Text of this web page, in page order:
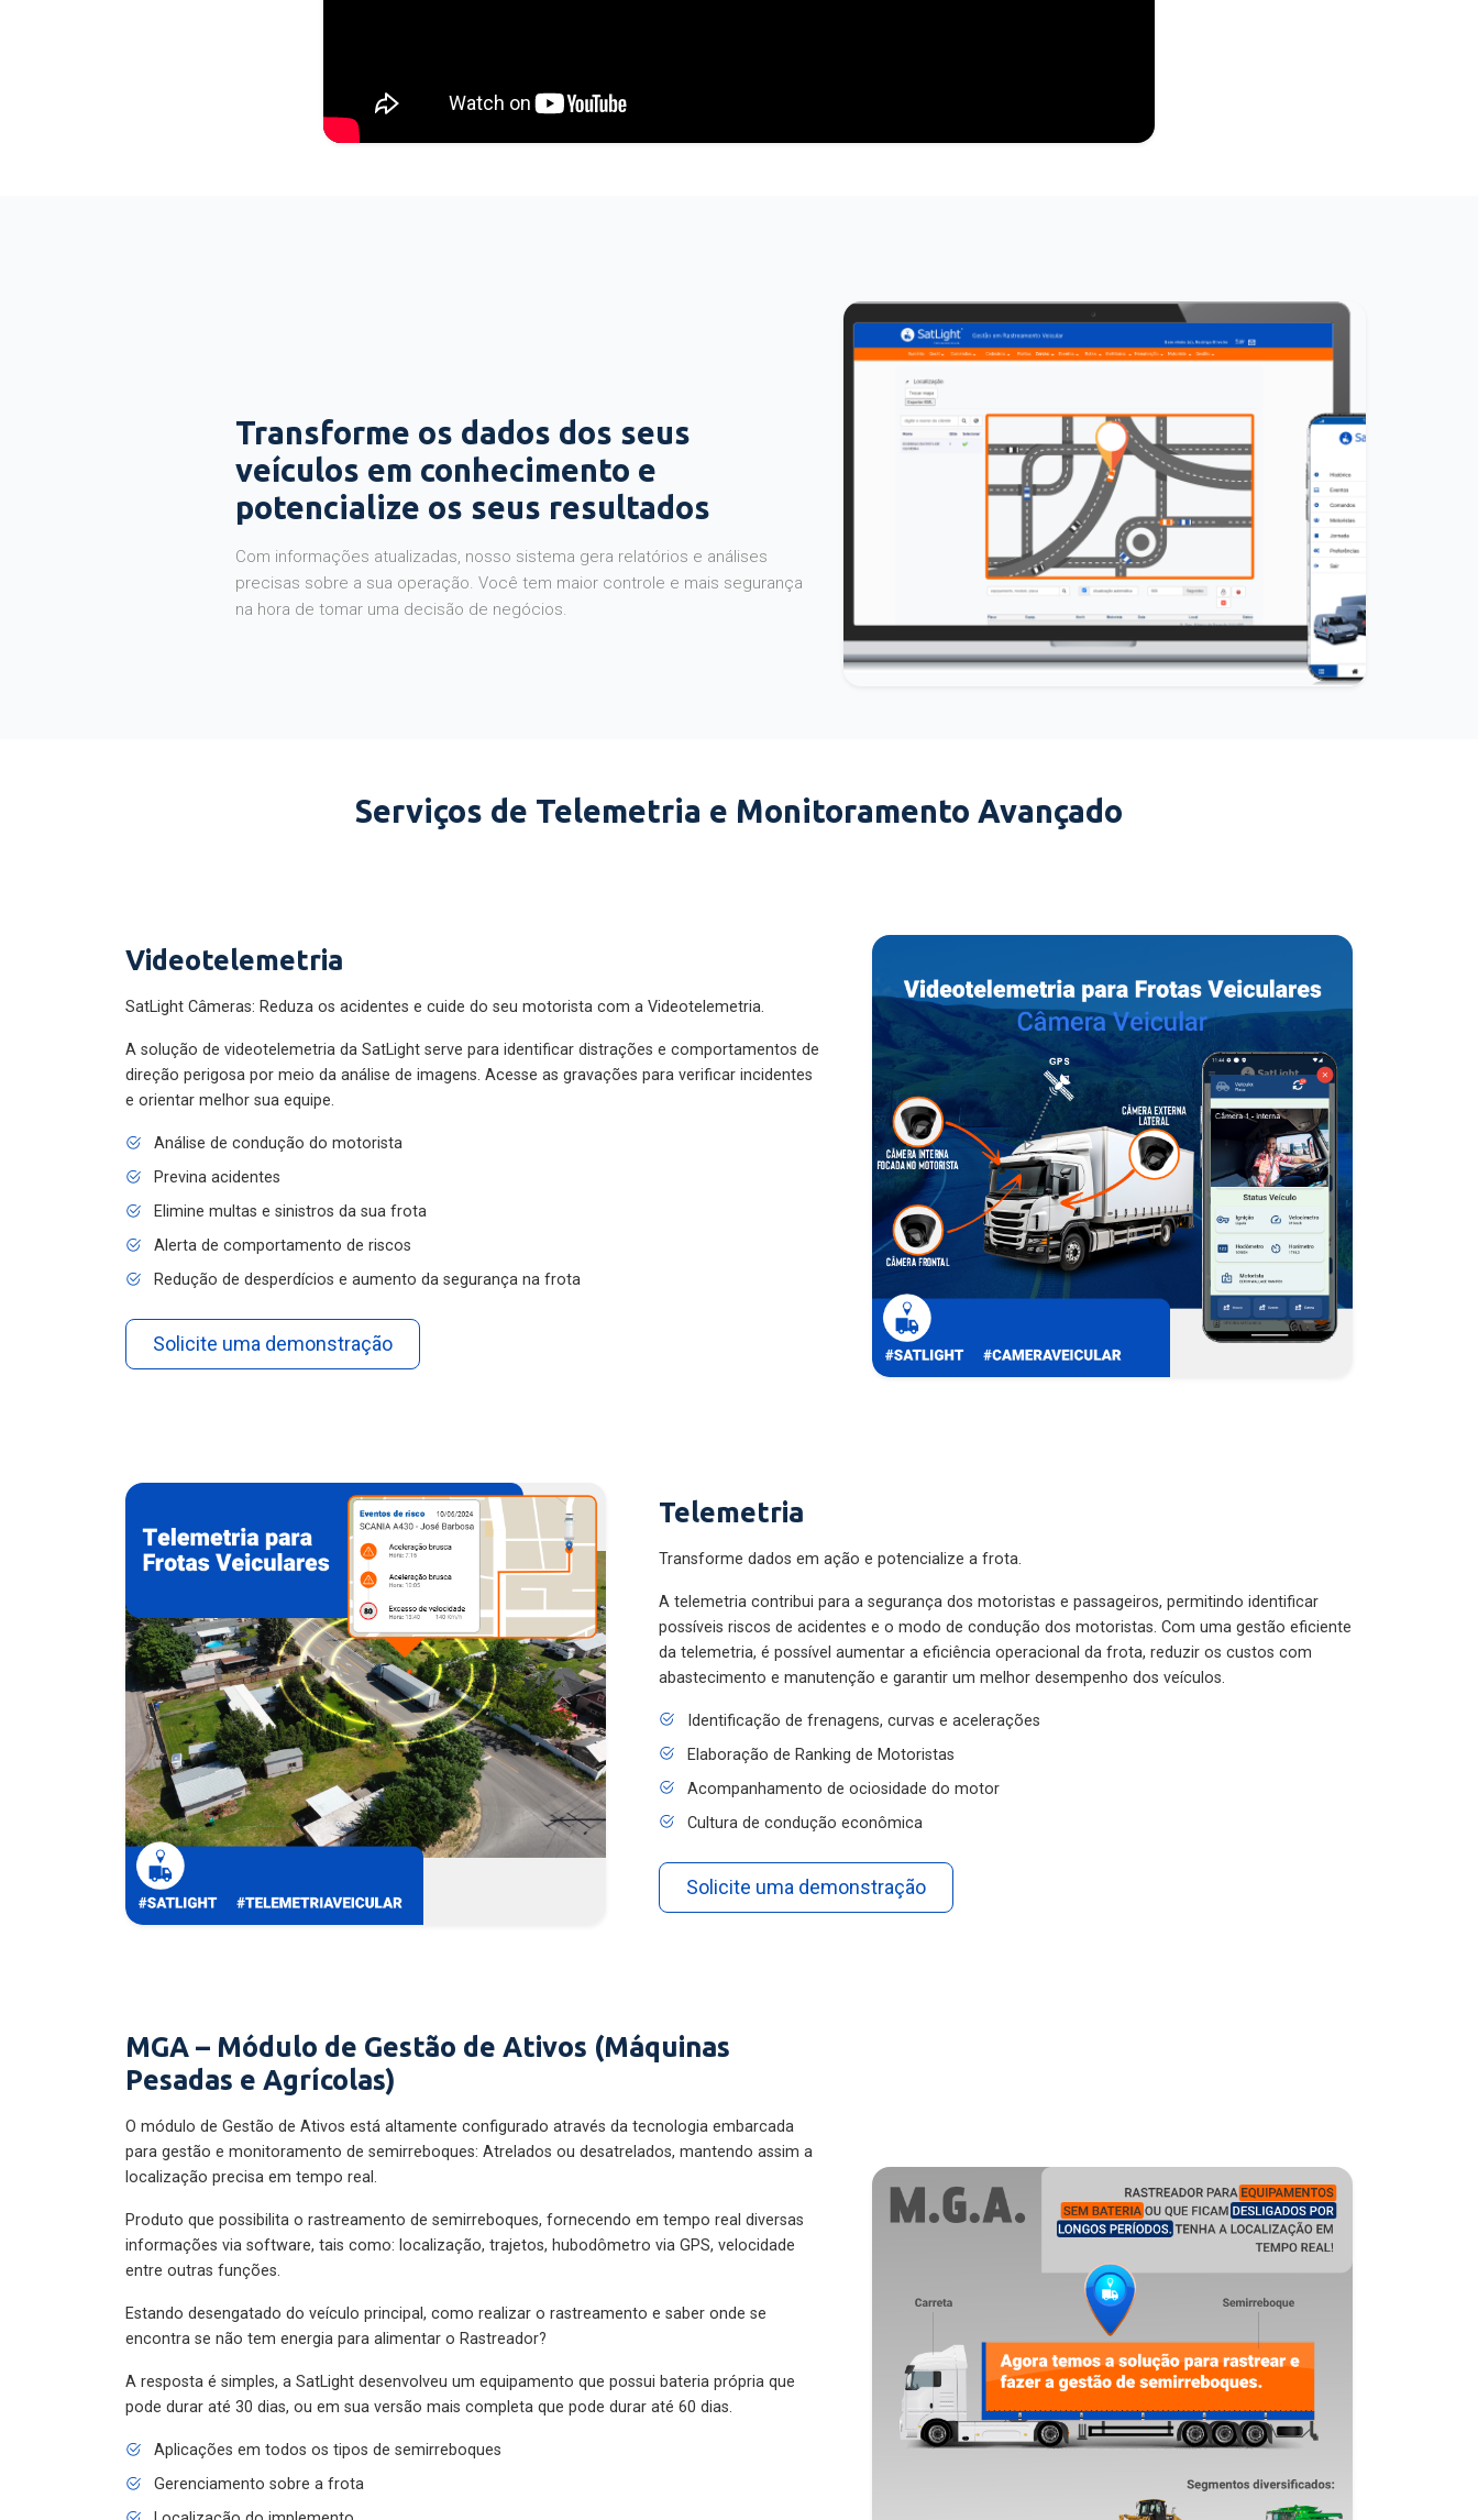
Transforme os dados dos seus
veículos em conhecimento e
potencialize os seus resultados
Com informações atualizadas, nosso sistema gera relatórios e análises
precisas sobre a sua operação. Você tem maior controle e mais segurança
na hora de tomar uma decisão de negócios.
Serviços de Telemetria e Monitoramento Avançado
Videotelemetria
SatLight Câmeras: Reduza os acidentes e cuide do seu motorista com a Videotelemetria.
A solução de videotelemetria da SatLight serve para identificar distrações e comportamentos de
direção perigosa por meio da análise de imagens. Acesse as gravações para verificar incidentes
e orientar melhor sua equipe.
Análise de condução do motorista
Previna acidentes
Elimine multas e sinistros da sua frota
Alerta de comportamento de riscos
Redução de desperdícios e aumento da segurança na frota
Solicite uma demonstração
Telemetria
Transforme dados em ação e potencialize a frota.
A telemetria contribui para a segurança dos motoristas e passageiros, permitindo identificar
possíveis riscos de acidentes e o modo de condução dos motoristas. Com uma gestão eficiente
da telemetria, é possível aumentar a eficiência operacional da frota, reduzir os custos com
abastecimento e manutenção e garantir um melhor desempenho dos veículos.
Identificação de frenagens, curvas e acelerações
Elaboração de Ranking de Motoristas
Acompanhamento de ociosidade do motor
Cultura de condução econômica
Solicite uma demonstração
MGA – Módulo de Gestão de Ativos (Máquinas
Pesadas e Agrícolas)
O módulo de Gestão de Ativos está altamente configurado através da tecnologia embarcada
para gestão e monitoramento de semirreboques: Atrelados ou desatrelados, mantendo assim a
localização precisa em tempo real.
Produto que possibilita o rastreamento de semirreboques, fornecendo em tempo real diversas
informações via software, tais como: localização, trajetos, hubodômetro via GPS, velocidade
entre outras funções.
Estando desengatado do veículo principal, como realizar o rastreamento e saber onde se
encontra se não tem energia para alimentar o Rastreador?
A resposta é simples, a SatLight desenvolveu um equipamento que possui bateria própria que
pode durar até 30 dias, ou em sua versão mais completa que pode durar até 60 dias.
Aplicações em todos os tipos de semirreboques
Gerenciamento sobre a frota
Localização do implemento